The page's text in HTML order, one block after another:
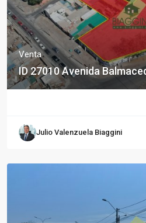
Venta
ID 27010 Avenida
Julio Valenzuela Biaggini